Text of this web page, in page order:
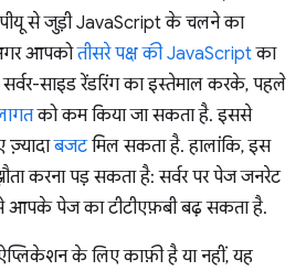
से जुड़ी JavaScript के चलने का
अगर आपकोतीसरे पक्ष की JavaScriptका
सर्वर-साइड रेंडरिंग का इस्तेमाल करके, पहले
को कम किया जा सकता है. इससे
ज़्यादाबजटमिल सकता है. हालांकि, इस
करना पड़ सकता है: सर्वर पर पेज जनरेट
आपके पेज का टीटीएफ़बी बढ़ सकता है.
के लिए काफ़ी है या नहीं, यह